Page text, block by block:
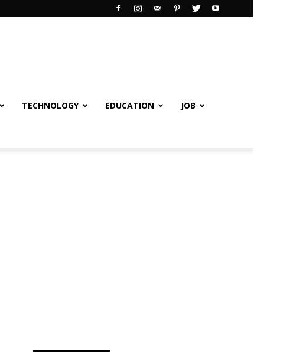
TECHNOLOGY EDUCATION JOB